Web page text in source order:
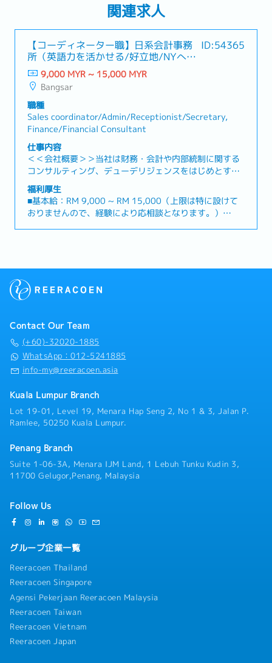
関連求人
【コーディネーター職】日系会計事務
所（英語力を活かせる/好立地/NYへ異
動できる可能性あり）
ID:54365
9,000 MYR ~ 15,000 MYR
Bangsar
職種
Sales coordinator/Admin/Receptionist/Secretary,
Finance/Financial Consultant
仕事内容
＜＜会社概要＞＞当社は財務・会計や内部統制に関する
コンサルティング、デューデリジェンスをはじめとする
会計コンサルティングファームです。大手監査法人やコ
ンサルティングファームでの幅広い業務経験や、金融機
関における実務経験を有するメンバーが在籍し、アドバ
イサリーサービスを提供しています。日系企業の海外進
出支援・国際税務のご相談・現地の関連企業のご紹介や
サービスの同時提供が可能です。会計業務のご経験を活
かしてお仕事をされたい方必見のポジションです。＜主
な業務＞（１）マレーシア新規進出支援（２）税務アド
は… ■ローカルスタッフから上がってくる記帳業務、税
務申告業務、会計報告（月次）、監査対応、記帳代行処
理などの確認 ■ライセンス申請サポート、問い合わせ対
応 ■外国人用ビザの申請サポート ■全体のクオリティ
マネジメント ■ローカルスタッフによるチームとクライ
アント間のコーディネーション業務※業務内容について
は人員バランスによって多少変更のある可能性がござい
ます。 専門性の高い実務よりは、ローカルのスタッフ
とお客様とのコミュニケーションサポートが主業務とな
メンバーと働けます・駅近、アクセスのよい好立地で
す・しっかりゴール設定のもと評価されるため昇給・昇
格の機会が期待できます
福利厚生
■基本給：RM 9,000 ~ RM 15,000（上限は特に設けて
おりませんので、経験により応相談となります。）
■メディカルリーブ(MC)：年14日
■医療費負担：年間上限1,000MYR
■昇給：年1回
Contact Our Team
(+60)-32020-1885
WhatsApp：012-5241885
info-my@reeracoen.asia
Kuala Lumpur Branch
Lot 19-01, Level 19, Menara Hap Seng 2, No 1 & 3, Jalan P.
Ramlee, 50250 Kuala Lumpur.
Penang Branch
Suite 1-06-3A, Menara IJM Land, 1 Lebuh Tunku Kudin 3,
11700 Gelugor,Penang, Malaysia
Follow Us
グループ企業一覧
Reeracoen Thailand
Reeracoen Singapore
Agensi Pekerjaan Reeracoen Malaysia
Reeracoen Taiwan
Reeracoen Vietnam
Reeracoen Japan